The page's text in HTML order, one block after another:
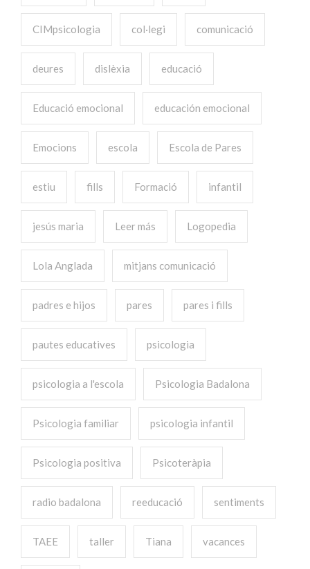
CIMpsicologia col·legi comunicació
deures dislèxia educació
Educació emocional educación emocional
Emocions escola Escola de Pares
estiu fills Formació infantil
jesús maria Leer más Logopedia
Lola Anglada mitjans comunicació
padres e hijos pares pares i fills
pautes educatives psicologia
psicologia a l'escola Psicologia Badalona
Psicologia familiar psicologia infantil
Psicologia positiva Psicoteràpia
radio badalona reeducació sentiments
TAEE taller Tiana vacances